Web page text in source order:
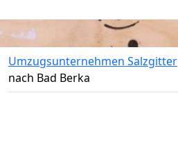
Umzugsunternehmen Salzgitter
nach Bad Berka